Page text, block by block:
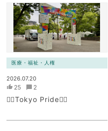
医療・福祉・人権
2026.07.20
25 2
🏳️‍🌈Tokyo Pride🏳️‍🌈